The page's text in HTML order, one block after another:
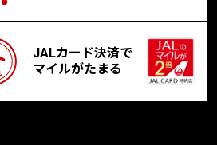
JALカード決済で
マイルがたまる